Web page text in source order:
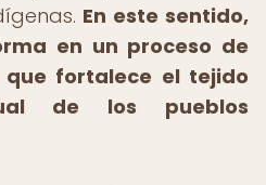
En este sentido,
en un proceso de
fortalece el tejido
de los pueblos